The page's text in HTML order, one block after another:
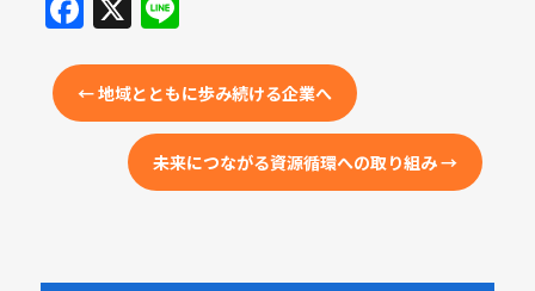
a
c
e
k
e
←地域とともに歩み続ける企業へ
未来につながる資源循環への取り組み→